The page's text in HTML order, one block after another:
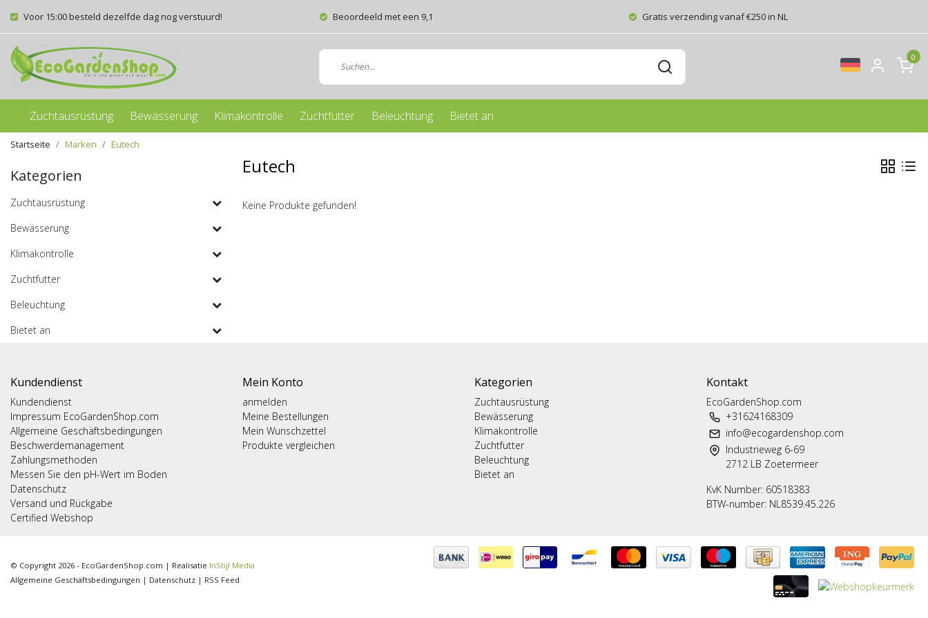
Voor 15:00 besteld dezelfde dag nog verstuurd! Beoordeeld met een 9,1 Gratis verzending vanaf €250 in NL
0
Zuchtausrüstung Bewässerung Klimakontrolle Zuchtfutter Beleuchtung Bietet an
Startseite Marken Eutech
Kategorien
Zuchtausrüstung
Bewässerung
Klimakontrolle
Zuchtfutter
Beleuchtung
Bietet an
Eutech
Keine Produkte gefunden!
Kundendienst
Kundendienst
Impressum EcoGardenShop.com
Allgemeine Geschäftsbedingungen
Beschwerdemanagement
Zahlungsmethoden
Messen Sie den pH-Wert im Boden
Datenschutz
Versand und Rückgabe
Certified Webshop
Mein Konto
anmelden
Meine Bestellungen
Mein Wunschzettel
Produkte vergleichen
Kategorien
Zuchtausrüstung
Bewässerung
Klimakontrolle
Zuchtfutter
Beleuchtung
Bietet an
Kontakt
EcoGardenShop.com
+31624168309
info@ecogardenshop.com
Industrieweg 6-69
2712 LB Zoetermeer
KvK Number: 60518383
BTW-number: NL8539.45.226
© Copyright 2026 - EcoGardenShop.com | Realisatie InStijl Media
Allgemeine Geschäftsbedingungen | Datenschutz | RSS Feed